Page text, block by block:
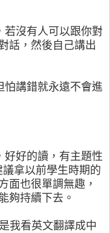
若沒有人可以跟你對
話，然後自己講出
怕講錯就永遠不會進
好好的讀，有主題性
拿以前學生時期的
面也很單調無趣，
夠持續下去。
我看英文翻譯成中